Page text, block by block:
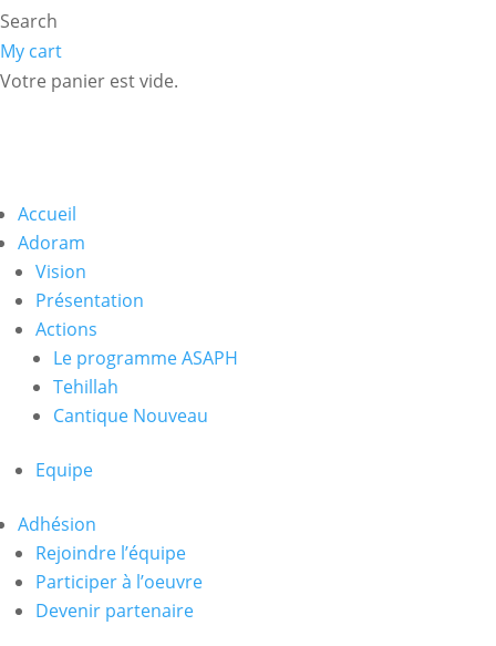
Search
My cart
Votre panier est vide.
Accueil
Adoram
Vision
Présentation
Actions
Le programme ASAPH
Tehillah
Cantique Nouveau
Equipe
Adhésion
Rejoindre l’équipe
Participer à l’oeuvre
Devenir partenaire